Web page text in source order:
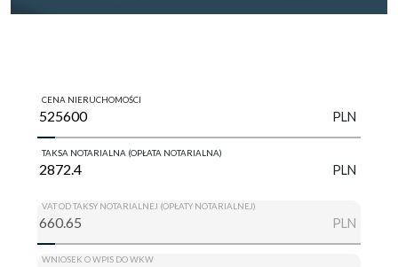
CENA NIERUCHOMOŚCI
PLN
TAKSA NOTARIALNA (OPŁATA NOTARIALNA)
PLN
VAT OD TAKSY NOTARIALNEJ (OPŁATY NOTARIALNEJ)
PLN
WNIOSEK O WPIS DO WKW